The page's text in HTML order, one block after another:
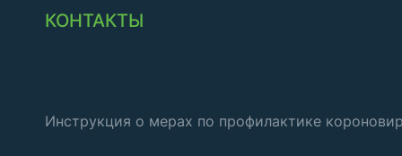
КОНТАКТЫ
Инструкция о мерах по профилактике